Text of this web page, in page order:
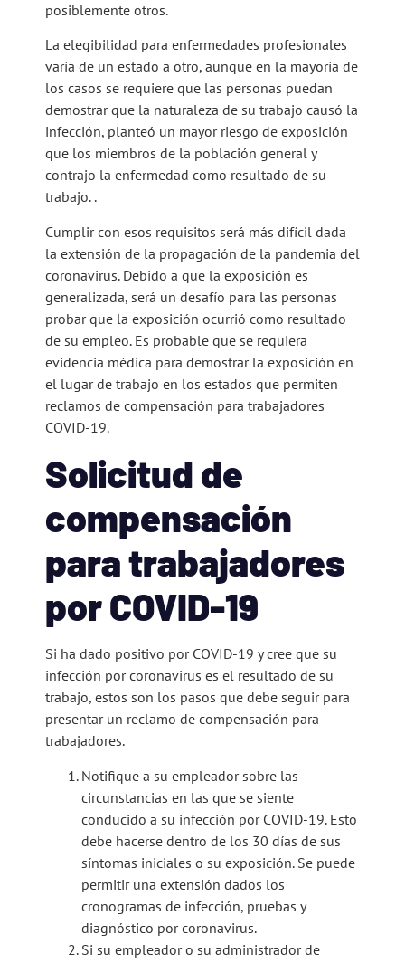
posiblemente otros.
La elegibilidad para enfermedades profesionales
varía de un estado a otro, aunque en la mayoría de
los casos se requiere que las personas puedan
demostrar que la naturaleza de su trabajo causó la
infección, planteó un mayor riesgo de exposición
que los miembros de la población general y
contrajo la enfermedad como resultado de su
trabajo. .
Cumplir con esos requisitos será más difícil dada
la extensión de la propagación de la pandemia del
coronavirus. Debido a que la exposición es
generalizada, será un desafío para las personas
probar que la exposición ocurrió como resultado
de su empleo. Es probable que se requiera
evidencia médica para demostrar la exposición en
el lugar de trabajo en los estados que permiten
reclamos de compensación para trabajadores
COVID-19.
Solicitud de
compensación
para trabajadores
por COVID-19
Si ha dado positivo por COVID-19 y cree que su
infección por coronavirus es el resultado de su
trabajo, estos son los pasos que debe seguir para
presentar un reclamo de compensación para
trabajadores.
Notifique a su empleador sobre las
circunstancias en las que se siente
conducido a su infección por COVID-19. Esto
debe hacerse dentro de los 30 días de sus
síntomas iniciales o su exposición. Se puede
permitir una extensión dados los
cronogramas de infección, pruebas y
diagnóstico por coronavirus.
Si su empleador o su administrador de